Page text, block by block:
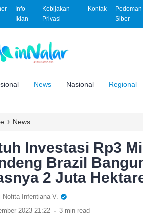
Info
Iklan
Kebijakan
Privasi
Kontak
Siber
News Nasional Regional
› News
Investasi Rp3
Brazil
2 Juta
Nofita Infentiana V.
2023 21:22 . 3 min read